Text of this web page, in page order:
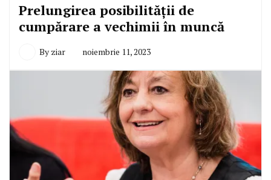
Prelungirea posibilității de
cumpărare a vechimii în muncă
By ziar noiembrie 11, 2023